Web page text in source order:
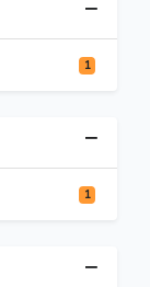
1
1